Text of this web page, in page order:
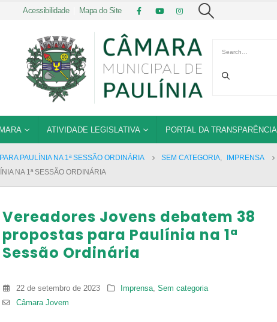
Acessibilidade| Mapa do Site
ATIVIDADE LEGISLATIVA PORTAL DA TRANSPARÊNCIA
PAULÍNIA NA 1ª SESSÃO ORDINÁRIA SEM CATEGORIA,
IMPRENSA
NA 1ª SESSÃO ORDINÁRIA
Vereadores Jovens debatem 38
propostas para Paulínia na 1ª
Sessão Ordinária
22 de setembro de 2023 Imprensa,Sem categoria
Câmara Jovem